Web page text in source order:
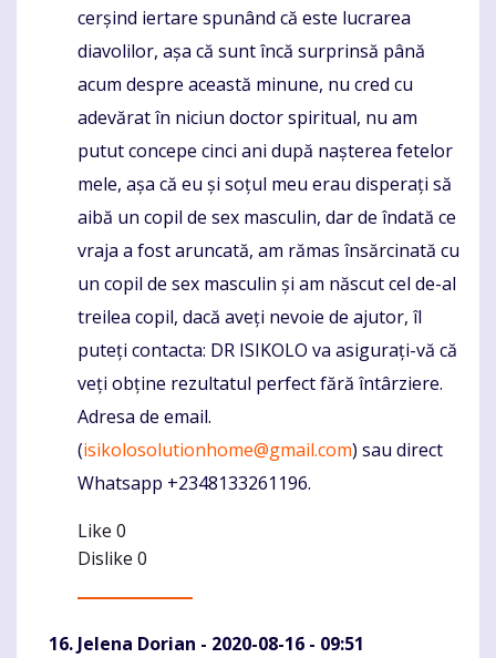
cerșind iertare spunând că este lucrarea
diavolilor, așa că sunt încă surprinsă până
acum despre această minune, nu cred cu
adevărat în niciun doctor spiritual, nu am
putut concepe cinci ani după nașterea fetelor
mele, așa că eu și soțul meu erau disperați să
aibă un copil de sex masculin, dar de îndată ce
vraja a fost aruncată, am rămas însărcinată cu
un copil de sex masculin și am născut cel de-al
treilea copil, dacă aveți nevoie de ajutor, îl
puteți contacta: DR ISIKOLO va asigurați-vă că
veți obține rezultatul perfect fără întârziere.
Adresa de email.
(isikolosolutionhome@gmail.com) sau direct
Whatsapp +2348133261196.
Like 0
Dislike 0
Jelena Dorian - 2020-08-16 - 09:51